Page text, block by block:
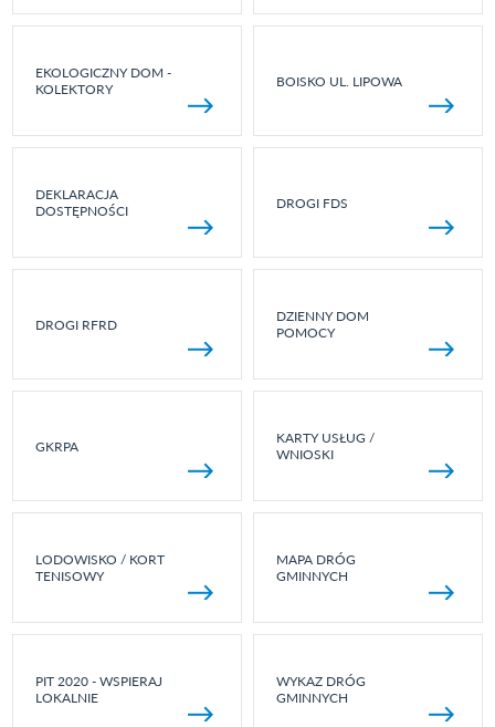
EKOLOGICZNY DOM -
KOLEKTORY
BOISKO UL. LIPOWA
DEKLARACJA
DOSTĘPNOŚCI
DROGI FDS
DROGI RFRD
DZIENNY DOM
POMOCY
GKRPA
KARTY USŁUG /
WNIOSKI
LODOWISKO / KORT
TENISOWY
MAPA DRÓG
GMINNYCH
PIT 2020 - WSPIERAJ
LOKALNIE
WYKAZ DRÓG
GMINNYCH